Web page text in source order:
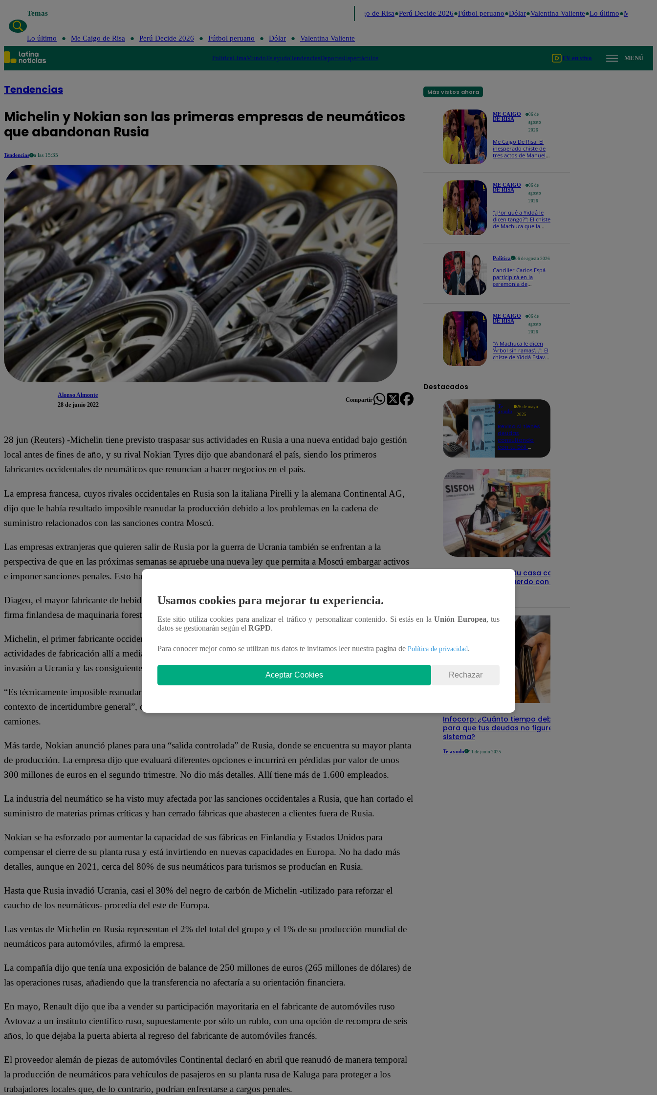
Temas Me Caigo de Risa Perú Decide 2026 Fútbol peruano Dólar Valentina Valiente Lo último Me Caigo
Lo último Me Caigo de Risa Perú Decide 2026 Fútbol peruano Dólar Valentina Valiente
PolíticaLimaMundoTe ayudoTendenciasDeportesEspectáculos TV en vivo MENÚ
Tendencias
Michelin y Nokian son las primeras empresas de neumáticos
que abandonan Rusia
Tendencias a las 15:35
Alonso Almonte
28 de junio 2022
Compartir
28 jun (Reuters) -Michelin tiene previsto traspasar sus actividades en Rusia a una nueva entidad bajo gestión
local antes de fines de año, y su rival Nokian Tyres dijo que abandonará el país, siendo los primeros
fabricantes occidentales de neumáticos que renuncian a hacer negocios en el país.
La empresa francesa, cuyos rivales occidentales en Rusia son la italiana Pirelli y la alemana Continental AG,
dijo que le había resultado imposible reanudar la producción debido a los problemas en la cadena de
suministro relacionados con las sanciones contra Moscú.
Las empresas extranjeras que quieren salir de Rusia por la guerra de Ucrania también se enfrentan a la
perspectiva de que en las próximas semanas se apruebe una nueva ley que permita a Moscú embargar activos
e imponer sanciones penales. Esto ha animado a algunas compañías a acelerar su salida.
Diageo, el mayor fabricante de bebidas alcohólicas del mundo, el fabricante finlandés de ascensores Kone y la
firma finlandesa de maquinaria forestal Ponsse también anunciaron el martes sus planes de abandonar Rusia.
Michelin, el primer fabricante occidental de neumáticos que entró en Rusia en 2004, suspendió sus
actividades de fabricación allí a mediados de marzo debido a las dificultades de la cadena de suministro tras la
invasión a Ucrania y las consiguientes sanciones contra Moscú.
“Es técnicamente imposible reanudar la producción, debido en particular a los problemas de suministro, en un
contexto de incertidumbre general”, dijo Michelin, que fabrica neumáticos para automóviles, aviones y
camiones.
Más tarde, Nokian anunció planes para una “salida controlada” de Rusia, donde se encuentra su mayor planta
de producción. La empresa dijo que evaluará diferentes opciones e incurrirá en pérdidas por valor de unos
300 millones de euros en el segundo trimestre. No dio más detalles. Allí tiene más de 1.600 empleados.
La industria del neumático se ha visto muy afectada por las sanciones occidentales a Rusia, que han cortado el
suministro de materias primas críticas y han cerrado fábricas que abastecen a clientes fuera de Rusia.
Nokian se ha esforzado por aumentar la capacidad de sus fábricas en Finlandia y Estados Unidos para
compensar el cierre de su planta rusa y está invirtiendo en nuevas capacidades en Europa. No ha dado más
detalles, aunque en 2021, cerca del 80% de sus neumáticos para turismos se producían en Rusia.
Hasta que Rusia invadió Ucrania, casi el 30% del negro de carbón de Michelin -utilizado para reforzar el
caucho de los neumáticos- procedía del este de Europa.
Las ventas de Michelin en Rusia representan el 2% del total del grupo y el 1% de su producción mundial de
neumáticos para automóviles, afirmó la empresa.
La compañía dijo que tenía una exposición de balance de 250 millones de euros (265 millones de dólares) de
las operaciones rusas, añadiendo que la transferencia no afectaría a su orientación financiera.
En mayo, Renault dijo que iba a vender su participación mayoritaria en el fabricante de automóviles ruso
Avtovaz a un instituto científico ruso, supuestamente por sólo un rublo, con una opción de recompra de seis
años, lo que dejaba la puerta abierta al regreso del fabricante de automóviles francés.
El proveedor alemán de piezas de automóviles Continental declaró en abril que reanudó de manera temporal
la producción de neumáticos para vehículos de pasajeros en su planta rusa de Kaluga para proteger a los
trabajadores locales que, de lo contrario, podrían enfrentarse a cargos penales.
Más vistos ahora
ME CAIGO
DE RISA
06 de
agosto
2026
Me Caigo De Risa: El
inesperado chiste de
tres actos de Manuel
ME CAIGO
DE RISA
06 de
agosto
2026
"¿Por qué a Yiddá le
dicen tango?": El chiste
de Machuca que la
Política 06 de agosto 2026
Canciller Carlos Espá
participirá en la
ceremonia de
ME CAIGO
DE RISA
06 de
agosto
2026
"A Machuca le dicen
'Árbol sin ramas'...": El
chiste de Yiddá Eslava
Destacados
Te
ayudo
26 de mayo
2025
Revisa si tienes
deudas
consultando
con tu DNI:
detalles
Revisa con tu DNI si tu casa califica
como pobre, de acuerdo con el Sisfoh
Infocorp: ¿Cuánto tiempo debe pasar
para que tus deudas no figuren en su
sistema?
Te ayudo 11 de junio 2025
Usamos cookies para mejorar tu experiencia.
Este sitio utiliza cookies para analizar el tráfico y personalizar contenido. Si estás en laUnión Europea, tus
datos se gestionarán según el RGPD.
Para conocer mejor como se utilizan tus datos te invitamos leer nuestra pagina de Política de privacidad.
Aceptar Cookies Rechazar